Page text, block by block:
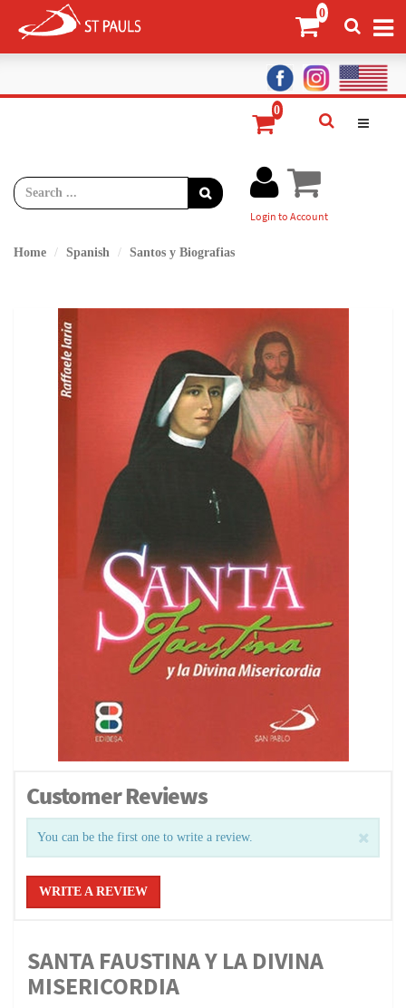
Login to Account
Home Spanish Santos y Biografias
Customer Reviews
You can be the first one to write a review.
WRITE A REVIEW
SANTA FAUSTINA Y LA DIVINA
MISERICORDIA